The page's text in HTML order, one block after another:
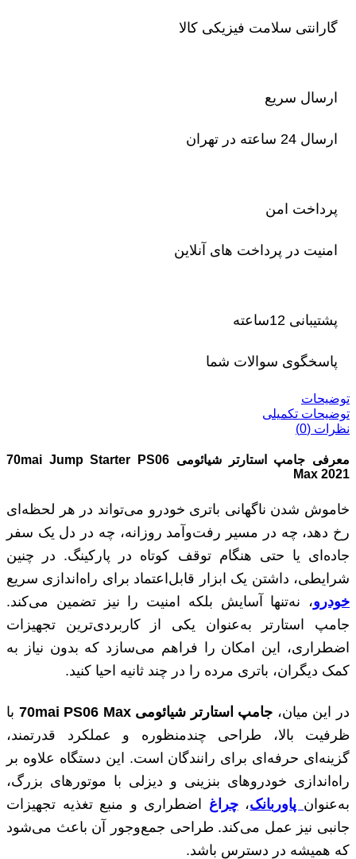
گارانتی سلامت فیزیکی کالا
ارسال سریع
ارسال 24 ساعته در تهران
پرداخت امن
امنیت در پرداخت های آنلاین
پشتیبانی 12ساعته
پاسخگوی سوالات شما
توضیحات
توضیحات تکمیلی
نظرات (0)
معرفی جامپ استارتر شیائومی 70 mai Jump Starter PS06
Max 2021
خاموش شدن ناگهانی باتری خودرو می‌تواند در هر لحظه‌ای
رخ دهد، چه در مسیر رفت‌وآمد روزانه، چه در دل یک سفر
جاده‌ای یا حتی هنگام توقف کوتاه در پارکینگ. در چنین
شرایطی، داشتن یک ابزار قابل‌اعتماد برای راه‌اندازی سریع
خودرو، نه‌تنها آسایش بلکه امنیت را نیز تضمین می‌کند.
جامپ استارتر به‌عنوان یکی از کاربردی‌ترین تجهیزات
اضطراری، این امکان را فراهم می‌سازد که بدون نیاز به
کمک دیگران، باتری مرده را در چند ثانیه احیا کنید.
در این میان، جامپ استارتر شیائومی 70mai PS06 Max
با
ظرفیت بالا، طراحی چندمنظوره و عملکرد قدرتمند،
گزینه‌ای حرفه‌ای برای رانندگان است. این دستگاه علاوه بر
راه‌اندازی خودروهای بنزینی و دیزلی با موتورهای بزرگ،
به‌عنوان پاوربانک،چراغ اضطراری و منبع تغذیه تجهیزات
جانبی نیز عمل می‌کند. طراحی جمع‌وجور آن باعث می‌شود
که همیشه در دسترس باشد.